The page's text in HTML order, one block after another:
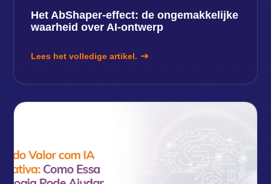
Het AbShaper-effect: de ongemakkelijke
waarheid over AI-ontwerp
Lees het volledige artikel.